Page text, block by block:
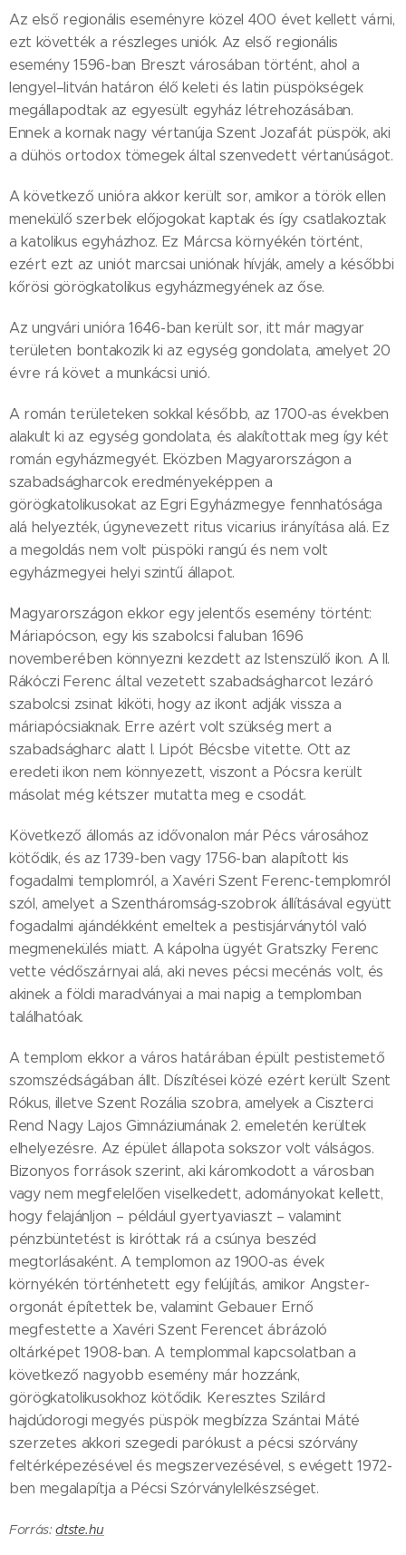
Az első regionális eseményre közel 400 évet kellett várni,
ezt követték a részleges uniók. Az első regionális
esemény 1596-ban Breszt városában történt, ahol a
lengyel–litván határon élő keleti és latin püspökségek
megállapodtak az egyesült egyház létrehozásában.
Ennek a kornak nagy vértanúja Szent Jozafát püspök, aki
a dühös ortodox tömegek által szenvedett vértanúságot.
A következő unióra akkor került sor, amikor a török ellen
menekülő szerbek előjogokat kaptak és így csatlakoztak
a katolikus egyházhoz. Ez Márcsa környékén történt,
ezért ezt az uniót marcsai uniónak hívják, amely a későbbi
kőrösi görögkatolikus egyházmegyének az őse.
Az ungvári unióra 1646-ban került sor, itt már magyar
területen bontakozik ki az egység gondolata, amelyet 20
évre rá követ a munkácsi unió.
A román területeken sokkal később, az 1700-as években
alakult ki az egység gondolata, és alakítottak meg így két
román egyházmegyét. Eközben Magyarországon a
szabadságharcok eredményeképpen a
görögkatolikusokat az Egri Egyházmegye fennhatósága
alá helyezték, úgynevezett ritus vicarius irányítása alá. Ez
a megoldás nem volt püspöki rangú és nem volt
egyházmegyei helyi szintű állapot.
Magyarországon ekkor egy jelentős esemény történt:
Máriapócson, egy kis szabolcsi faluban 1696
novemberében könnyezni kezdett az Istenszülő ikon. A II.
Rákóczi Ferenc által vezetett szabadságharcot lezáró
szabolcsi zsinat kiköti, hogy az ikont adják vissza a
máriapócsiaknak. Erre azért volt szükség mert a
szabadságharc alatt I. Lipót Bécsbe vitette. Ott az
eredeti ikon nem könnyezett, viszont a Pócsra került
másolat még kétszer mutatta meg e csodát.
Következő állomás az idővonalon már Pécs városához
kötődik, és az 1739-ben vagy 1756-ban alapított kis
fogadalmi templomról, a Xavéri Szent Ferenc-templomról
szól, amelyet a Szentháromság-szobrok állításával együtt
fogadalmi ajándékként emeltek a pestisjárványtól való
megmenekülés miatt. A kápolna ügyét Gratszky Ferenc
vette védőszárnyai alá, aki neves pécsi mecénás volt, és
akinek a földi maradványai a mai napig a templomban
találhatóak.
A templom ekkor a város határában épült pestistemető
szomszédságában állt. Díszítései közé ezért került Szent
Rókus, illetve Szent Rozália szobra, amelyek a Ciszterci
Rend Nagy Lajos Gimnáziumának 2. emeletén kerültek
elhelyezésre. Az épület állapota sokszor volt válságos.
Bizonyos források szerint, aki káromkodott a városban
vagy nem megfelelően viselkedett, adományokat kellett,
hogy felajánljon – például gyertyaviaszt – valamint
pénzbüntetést is kiróttak rá a csúnya beszéd
megtorlásaként. A templomon az 1900-as évek
környékén történhetett egy felújítás, amikor Angster-
orgonát építettek be, valamint Gebauer Ernő
megfestette a Xavéri Szent Ferencet ábrázoló
oltárképet 1908-ban. A templommal kapcsolatban a
következő nagyobb esemény már hozzánk,
görögkatolikusokhoz kötődik. Keresztes Szilárd
hajdúdorogi megyés püspök megbízza Szántai Máté
szerzetes akkori szegedi parókust a pécsi szórvány
feltérképezésével és megszervezésével, s evégett 1972-
ben megalapítja a Pécsi Szórványlelkészséget.
Forrás:dtste.hu